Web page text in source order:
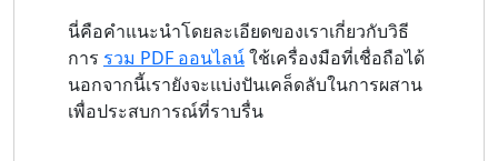
นี่คือคำแนะนำโดยละเอียดของเราเกี่ยวกับวิธี
การ รวม PDF ออนไลน์ใช้เครื่องมือที่เชื่อถือได้
นอกจากนี้เรายังจะแบ่งปันเคล็ดลับในการผสาน
เพื่อประสบการณ์ที่ราบรื่น